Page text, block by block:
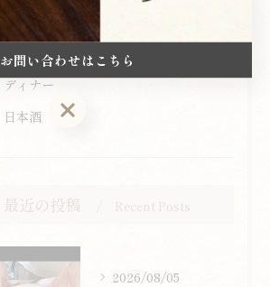
コース
ランチ
ディナー
日本酒
最近の投稿 Recent Posts
2026/08/05
お問い合わせはこちら
お問い合わせはこちら